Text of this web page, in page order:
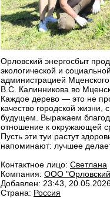
Орловский энергосбыт
экологической и
администрацией
В.С. Калинникова во
Каждое дерево — это не
качество городской
будущем. Выражаем
отношение к окружающей
Пусть эти туи растут
напоминают: лучшее
Контактное лицо: Светлана
Компания: ООО "Орловский
Добавлен: 23:43,
Страна: Россия